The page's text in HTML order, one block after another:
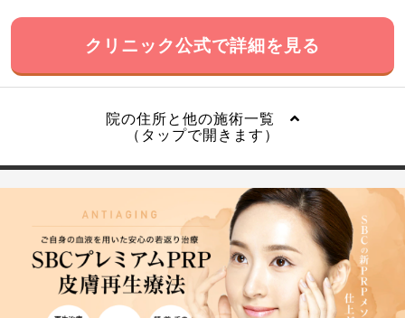
クリニック公式で詳細を見る
院の住所と他の施術一覧
（タップで開きます）